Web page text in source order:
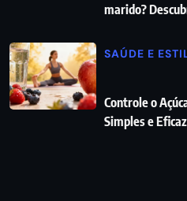
marido?
SAÚDE E
Controle o
Simples e